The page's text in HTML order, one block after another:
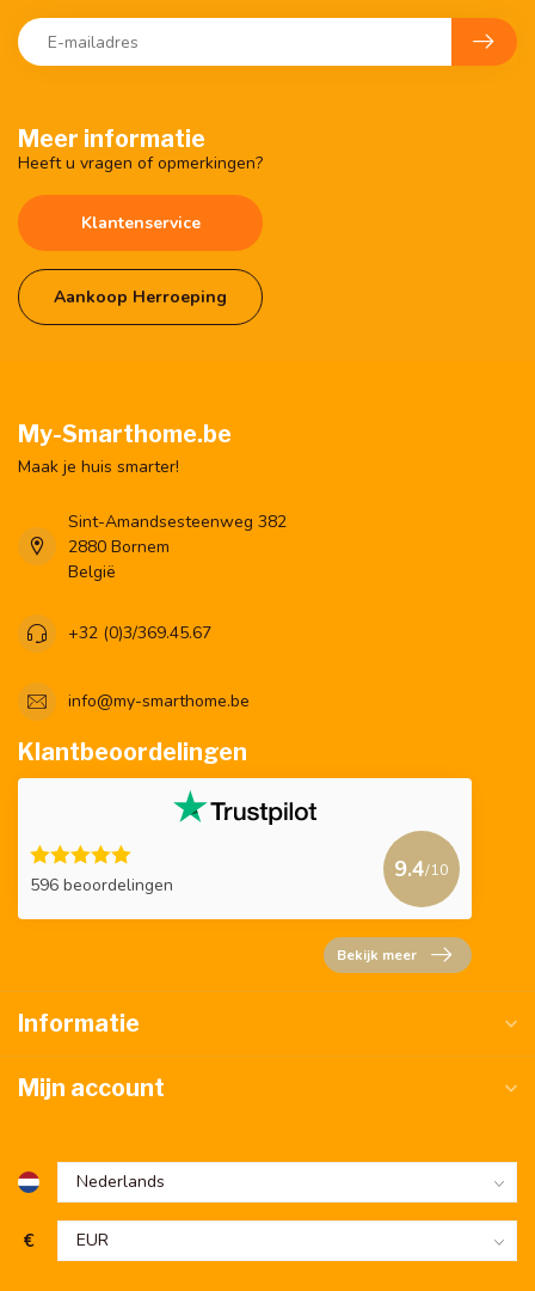
Meer informatie
Heeft u vragen of opmerkingen?
Klantenservice
Aankoop Herroeping
My-Smarthome.be
Maak je huis smarter!
Sint-Amandsesteenweg 382
2880 Bornem
België
+32 (0)3/369.45.67
info@my-smarthome.be
Klantbeoordelingen
596 beoordelingen
9.4/10
Bekijk meer
Informatie
Mijn account
€